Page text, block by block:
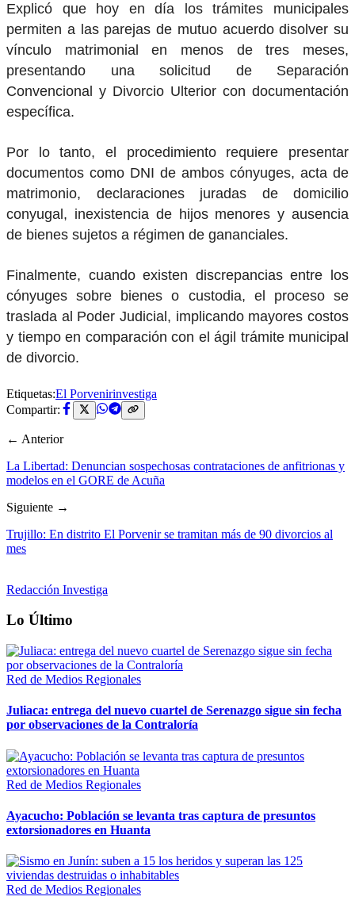
Explicó que hoy en día los trámites municipales
permiten a las parejas de mutuo acuerdo disolver su
vínculo matrimonial en menos de tres meses,
presentando una solicitud de Separación
Convencional y Divorcio Ulterior con documentación
específica.
Por lo tanto, el procedimiento requiere presentar
documentos como DNI de ambos cónyuges, acta de
matrimonio, declaraciones juradas de domicilio
conyugal, inexistencia de hijos menores y ausencia
de bienes sujetos a régimen de gananciales.
Finalmente, cuando existen discrepancias entre los
cónyuges sobre bienes o custodia, el proceso se
traslada al Poder Judicial, implicando mayores costos
y tiempo en comparación con el ágil trámite municipal
de divorcio.
Etiquetas:El Porvenirinvestiga
Compartir:
← Anterior
La Libertad: Denuncian sospechosas contrataciones de anfitrionas y
modelos en el GORE de Acuña
Siguiente →
Trujillo: En distrito El Porvenir se tramitan más de 90 divorcios al
mes
Redacción Investiga
Lo Último
Red de Medios Regionales
Juliaca: entrega del nuevo cuartel de Serenazgo sigue sin fecha
por observaciones de la Contraloría
Red de Medios Regionales
Ayacucho: Población se levanta tras captura de presuntos
extorsionadores en Huanta
Red de Medios Regionales